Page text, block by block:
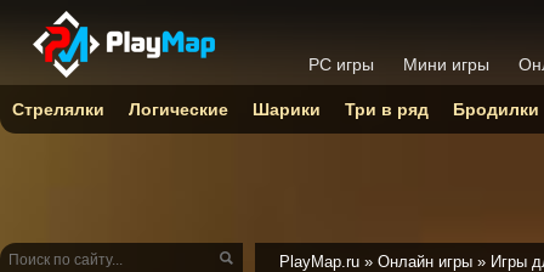
PlayMap.ru » Онлайн игры » Игры
PC игры Мини игры
Стрелялки Логические Шарики Три в ряд Бродилки